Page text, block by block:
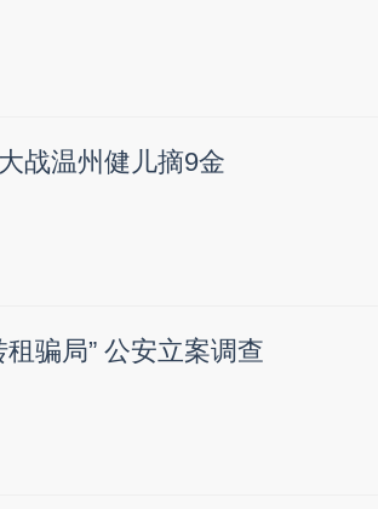
战温州健儿摘9金
骗局” 公安立案调查